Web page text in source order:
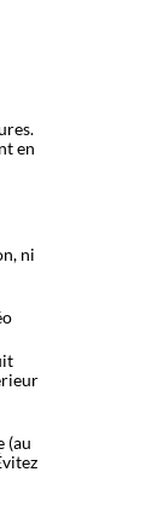
en
ni
(au